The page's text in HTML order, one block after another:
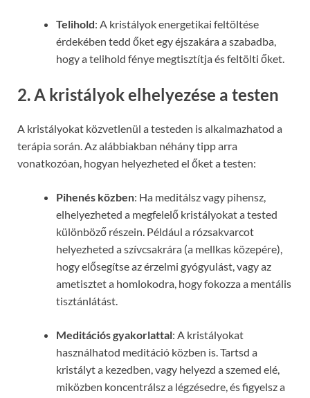
Telihold: A kristályok energetikai feltöltése
érdekében tedd őket egy éjszakára a szabadba,
hogy a telihold fénye megtisztítja és feltölti őket.
2. A kristályok elhelyezése a testen
A kristályokat közvetlenül a testeden is alkalmazhatod a
terápia során. Az alábbiakban néhány tipp arra
vonatkozóan, hogyan helyezheted el őket a testen:
Pihenés közben: Ha meditálsz vagy pihensz,
elhelyezheted a megfelelő kristályokat a tested
különböző részein. Például a rózsakvarcot
helyezheted a szívcsakrára (a mellkas közepére),
hogy elősegítse az érzelmi gyógyulást, vagy az
ametisztet a homlokodra, hogy fokozza a mentális
tisztánlátást.
Meditációs gyakorlattal: A kristályokat
használhatod meditáció közben is. Tartsd a
kristályt a kezedben, vagy helyezd a szemed elé,
miközben koncentrálsz a légzésedre, és figyelsz a